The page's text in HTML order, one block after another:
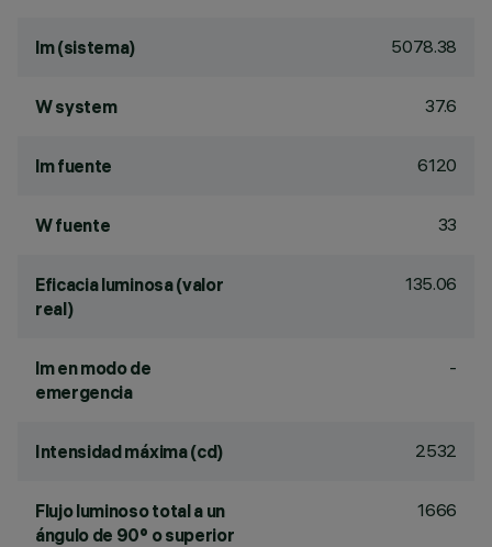
lm (sistema) 5078.38
W system 37.6
lm fuente 6120
W fuente 33
Eficacia luminosa (valor
real)
135.06
lm en modo de
emergencia
-
Intensidad máxima (cd) 2532
Flujo luminoso total a un
ángulo de 90° o superior
1666